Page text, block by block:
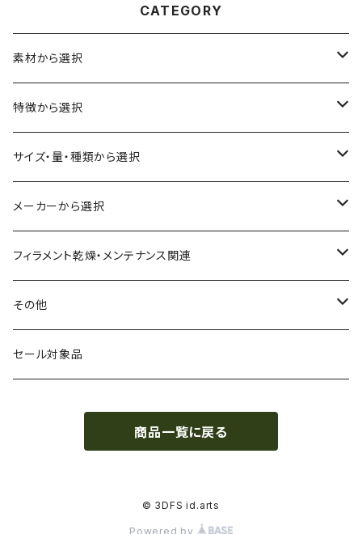
CATEGORY
素材から選択
ABS
ASA（アクリル・スチレン・アクリロニトリル）
CA（セルロース アセテート）
CPE（コポリエステル）
HIPS（スチレン系樹脂）
HTPLA
PA（ナイロン）
特徴から選択
食品対応
導電性
磁性
絶縁性
静電気放電（ESD）
アレルギー物質フリー
サイズ・量・種類から選択
お試し用少量サンプル
フィラメント径：1.75mm
フィラメント径：2.85mm
スプール単位
Bambuコイル対応
メーカーから選択
3D BROOKLYN
3DFuel
3DLAC
フィラメント乾燥・メンテナンス関連
フィラメント乾燥機
クリーニング
その他
交換用スプール
セール対象品
商品一覧に戻る
© 3DFS id.arts
Powered by